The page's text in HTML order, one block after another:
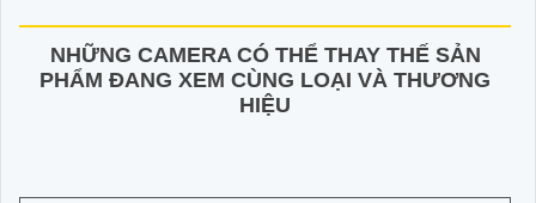
NHỮNG CAMERA CÓ THỂ THAY THẾ SẢN
PHẨM ĐANG XEM CÙNG LOẠI VÀ THƯƠNG
HIỆU